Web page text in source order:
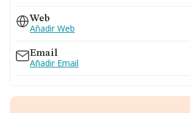
669...
Ver teléfono 669...
Web
Añadir Web
Email
Añadir Email